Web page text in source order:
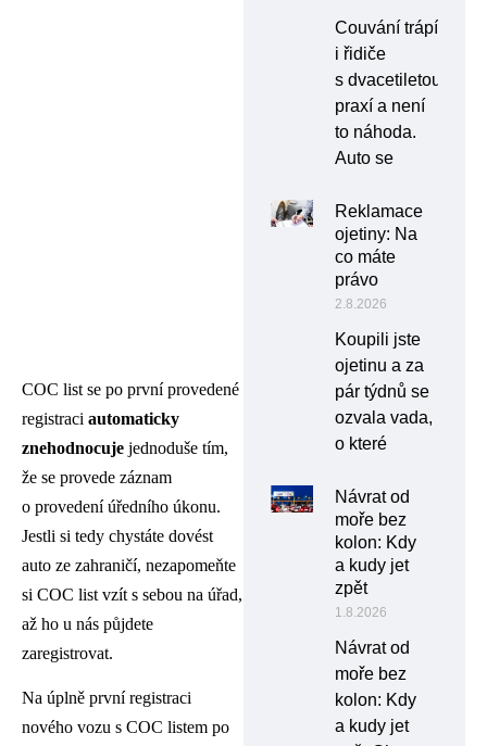
COC list se po první provedené
registraci automaticky
znehodnocuje jednoduše tím,
že se provede záznam
o provedení úředního úkonu.
Jestli si tedy chystáte dovést
auto ze zahraničí, nezapomeňte
si COC list vzít s sebou na úřad,
až ho u nás půjdete
zaregistrovat.
Na úplně první registraci
nového vozu s COC listem po
Couvání trápí
i řidiče
s dvacetiletou
praxí a není
to náhoda.
Auto se
Reklamace
ojetiny: Na
co máte
právo
2.8.2026
Koupili jste
ojetinu a za
pár týdnů se
ozvala vada,
o které
Návrat od
moře bez
kolon: Kdy
a kudy jet
zpět
1.8.2026
Návrat od
moře bez
kolon: Kdy
a kudy jet